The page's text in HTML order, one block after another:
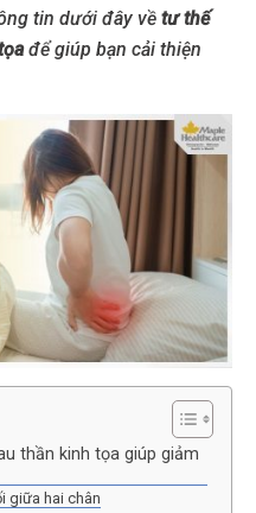
tin dưới đây về tư thế
để giúp bạn cải thiện
thần kinh tọa giúp giảm
giữa hai chân